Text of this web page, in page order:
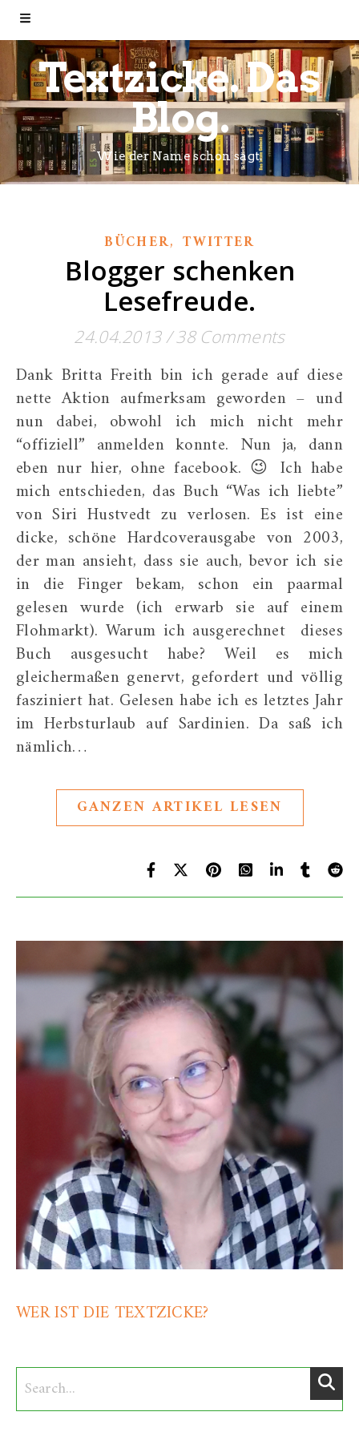
Textzicke. Das
Blog.
Wie der Name schon sagt.
BÜCHER,TWITTER
Blogger schenken
Lesefreude.
24.04.2013 / 38 Comments
Dank Britta Freith bin ich gerade auf diese
nette Aktion aufmerksam geworden – und
nun dabei, obwohl ich mich nicht mehr
“offiziell” anmelden konnte. Nun ja, dann
eben nur hier, ohne facebook. 😉 Ich habe
mich entschieden, das Buch “Was ich liebte”
von Siri Hustvedt zu verlosen. Es ist eine
dicke, schöne Hardcoverausgabe von 2003,
der man ansieht, dass sie auch, bevor ich sie
in die Finger bekam, schon ein paarmal
gelesen wurde (ich erwarb sie auf einem
Flohmarkt). Warum ich ausgerechnet dieses
Buch ausgesucht habe? Weil es mich
gleichermaßen genervt, gefordert und völlig
fasziniert hat. Gelesen habe ich es letztes Jahr
im Herbsturlaub auf Sardinien. Da saß ich
nämlich…
GANZEN ARTIKEL LESEN
WER IST DIE TEXTZICKE?